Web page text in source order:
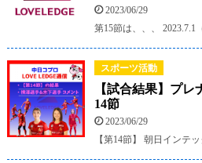
2023/06/29
第15節は、、、 2023.7.1
スポーツ活動
【試合結果】プ
14節
2023/06/29
【第14節】 朝日インテ